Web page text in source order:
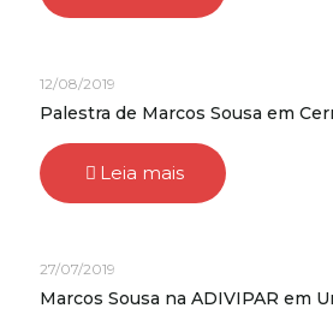
12/08/2019
Palestra de Marcos Sousa em
Leia mais
27/07/2019
Marcos Sousa na ADIVIPAR em